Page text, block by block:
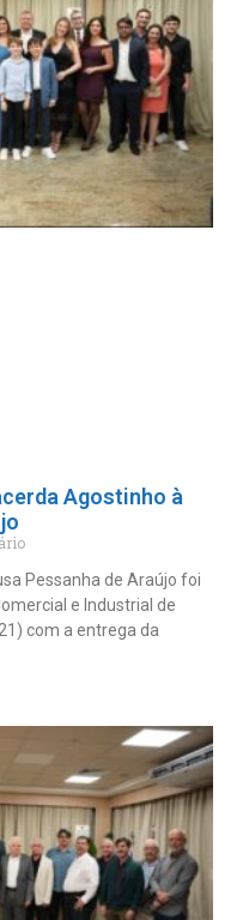
Agostinho à
Pessanha de Araújo foi
e Industrial de
com a entrega da